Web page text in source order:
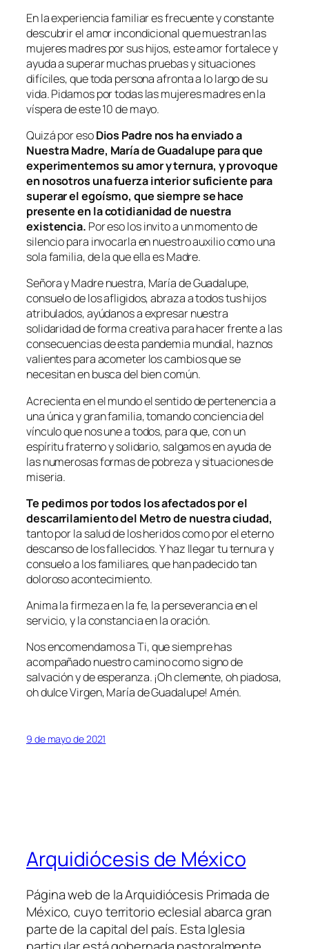
En la experiencia familiar es frecuente y constante
descubrir el amor incondicional que muestran las
mujeres madres por sus hijos, este amor fortalece y
ayuda a superar muchas pruebas y situaciones
difíciles, que toda persona afronta a lo largo de su
vida. Pidamos por todas las mujeres madres en la
víspera de este 10 de mayo.
Quizá por esoDios Padre nos ha enviado a
Nuestra Madre, María de Guadalupe para que
experimentemos su amor y ternura, y provoque
en nosotros una fuerza interior suficiente para
superar el egoísmo, que siempre se hace
presente en la cotidianidad de nuestra
existencia. Por eso los invito a un momento de
silencio para invocarla en nuestro auxilio como una
sola familia, de la que ella es Madre.
Señora y Madre nuestra, María de Guadalupe,
consuelo de los afligidos, abraza a todos tus hijos
atribulados, ayúdanos a expresar nuestra
solidaridad de forma creativa para hacer frente a las
consecuencias de esta pandemia mundial, haznos
valientes para acometer los cambios que se
necesitan en busca del bien común.
Acrecienta en el mundo el sentido de pertenencia a
una única y gran familia, tomando conciencia del
vínculo que nos une a todos, para que, con un
espíritu fraterno y solidario, salgamos en ayuda de
las numerosas formas de pobreza y situaciones de
miseria.
Te pedimos por todos los afectados por el
descarrilamiento del Metro de nuestra ciudad,
tanto por la salud de los heridos como por el eterno
descanso de los fallecidos. Y haz llegar tu ternura y
consuelo a los familiares, que han padecido tan
doloroso acontecimiento.
Anima la firmeza en la fe, la perseverancia en el
servicio, y la constancia en la oración.
Nos encomendamos a Ti, que siempre has
acompañado nuestro camino como signo de
salvación y de esperanza. ¡Oh clemente, oh piadosa,
oh dulce Virgen, María de Guadalupe! Amén.
9 de mayo de 2021
Arquidiócesis de México
Página web de la Arquidiócesis Primada de
México, cuyo territorio eclesial abarca gran
parte de la capital del país. Esta Iglesia